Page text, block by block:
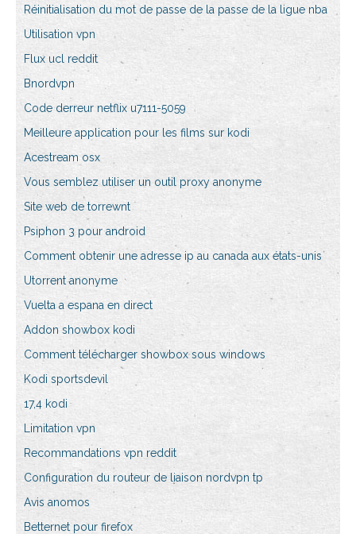
Réinitialisation du mot de passe de la passe de la ligue nba
Utilisation vpn
Flux ucl reddit
Bnordvpn
Code derreur netflix u7111-5059
Meilleure application pour les films sur kodi
Acestream osx
Vous semblez utiliser un outil proxy anonyme
Site web de torrewnt
Psiphon 3 pour android
Comment obtenir une adresse ip au canada aux états-unis
Utorrent anonyme
Vuelta a espana en direct
Addon showbox kodi
Comment télécharger showbox sous windows
Kodi sportsdevil
17,4 kodi
Limitation vpn
Recommandations vpn reddit
Configuration du routeur de liaison nordvpn tp
Avis anomos
Betternet pour firefox